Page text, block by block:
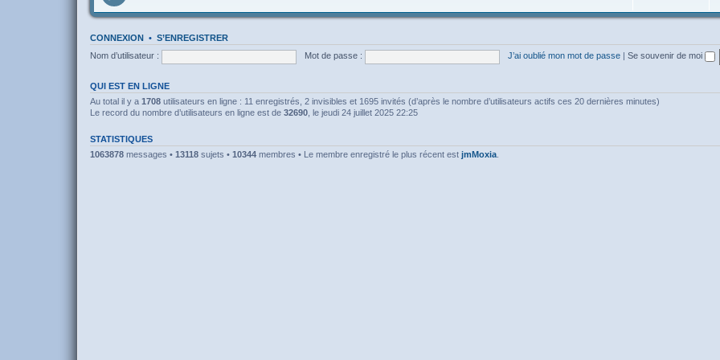
CONNEXION • S’ENREGISTRER
Nom d’utilisateur :
Mot de passe : J’ai oublié mon mot de passe Se souvenir de moi
QUI EST EN LIGNE
Au total il y a 1708 utilisateurs en ligne : 11 enregistrés, 2 invisibles et 1695 invités (d’après le nombre d’utilisateurs actifs ces 20 dernières minutes)
Le record du nombre d’utilisateurs en ligne est de 32690 , le jeudi 24 juillet 2025 22:25
STATISTIQUES
1063878 messages • 13118 sujets • 10344 membres • Le membre enregistré le plus récent est jmMoxia